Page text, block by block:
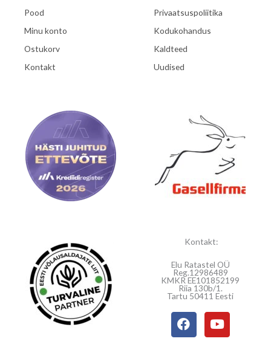
Pood
Minu konto
Ostukorv
Kontakt
Privaatsuspoliitika
Kodukohandus
Kaldteed
Uudised
Kontakt:
Elu Ratastel OÜ
Reg.12986489
KMKR EE101852199
Riia 130b/1.
Tartu 50411 Eesti
F
a
Y
o